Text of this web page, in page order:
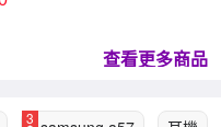
查看更多商品
3